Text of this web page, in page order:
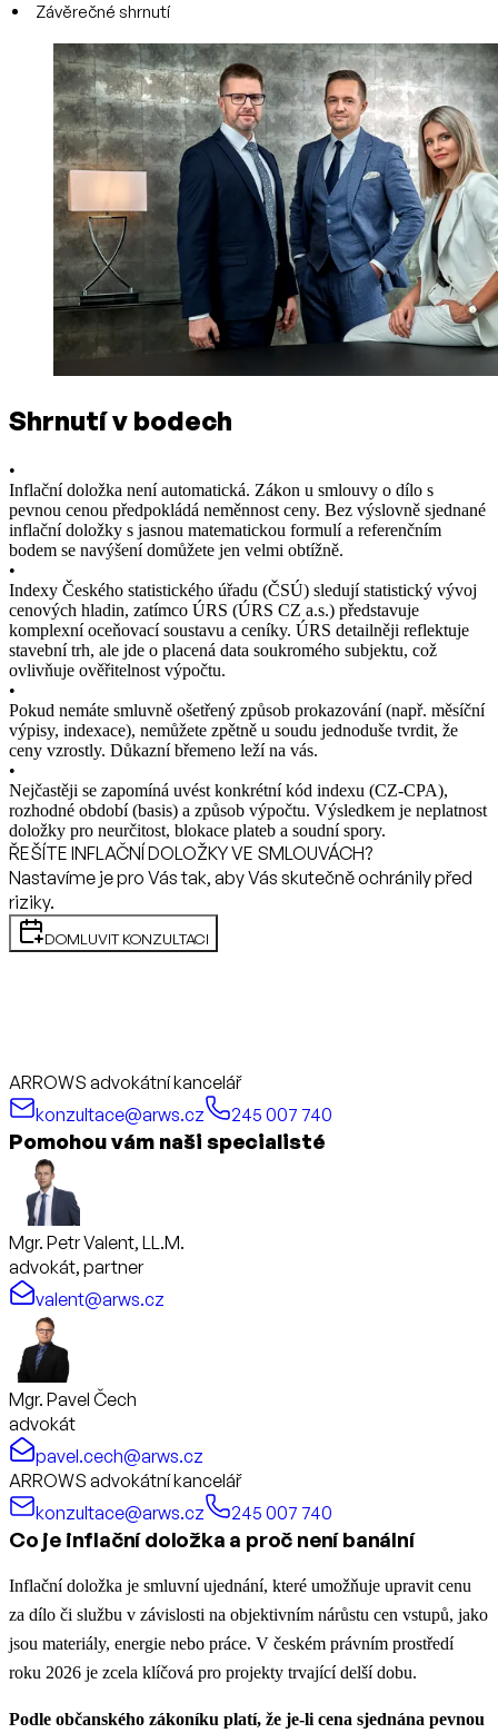
Závěrečné shrnutí
Shrnutí v bodech
•
Inflační doložka není automatická. Zákon u smlouvy o dílo s
pevnou cenou předpokládá neměnnost ceny. Bez výslovně sjednané
inflační doložky s jasnou matematickou formulí a referenčním
bodem se navýšení domůžete jen velmi obtížně.
•
Indexy Českého statistického úřadu (ČSÚ) sledují statistický vývoj
cenových hladin, zatímco ÚRS (ÚRS CZ a.s.) představuje
komplexní oceňovací soustavu a ceníky. ÚRS detailněji reflektuje
stavební trh, ale jde o placená data soukromého subjektu, což
ovlivňuje ověřitelnost výpočtu.
•
Pokud nemáte smluvně ošetřený způsob prokazování (např. měsíční
výpisy, indexace), nemůžete zpětně u soudu jednoduše tvrdit, že
ceny vzrostly. Důkazní břemeno leží na vás.
•
Nejčastěji se zapomíná uvést konkrétní kód indexu (CZ-CPA),
rozhodné období (basis) a způsob výpočtu. Výsledkem je neplatnost
doložky pro neurčitost, blokace plateb a soudní spory.
ŘEŠÍTE INFLAČNÍ DOLOŽKY VE SMLOUVÁCH?
Nastavíme je pro Vás tak, aby Vás skutečně ochránily před
riziky.
DOMLUVIT KONZULTACI
ARROWS advokátní kancelář
konzultace@arws.cz
245 007 740
Pomohou vám naši specialisté
Mgr. Petr Valent, LL.M.
advokát, partner
valent@arws.cz
Mgr. Pavel Čech
advokát
pavel.cech@arws.cz
ARROWS advokátní kancelář
konzultace@arws.cz
245 007 740
Co je inflační doložka a proč není banální
Inflační doložka je smluvní ujednání, které umožňuje upravit cenu
za dílo či službu v závislosti na objektivním nárůstu cen vstupů, jako
jsou materiály, energie nebo práce. V českém právním prostředí
roku 2026 je zcela klíčová pro projekty trvající delší dobu.
Podle občanského zákoníku platí, že je-li cena sjednána pevnou